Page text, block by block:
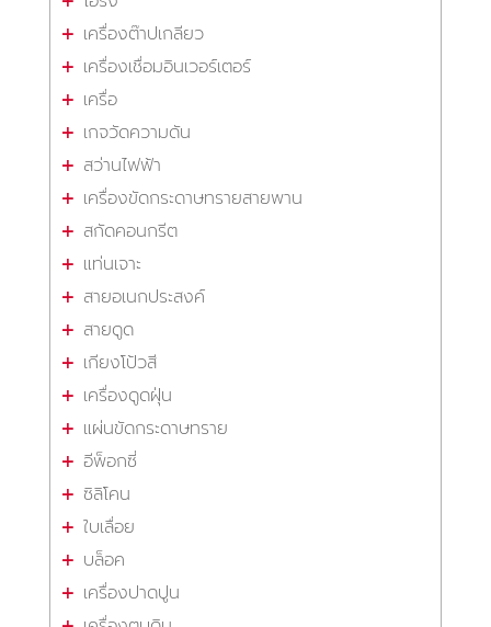
เครื่องต๊าปเกลียว
เครื่องเชื่อมอินเวอร์เตอร์
เครื่อ
เกจวัดความดัน
สว่านไฟฟ้า
เครื่องขัดกระดาษทรายสายพาน
สกัดคอนกรีต
แท่นเจาะ
สายอเนกประสงค์
สายดูด
เกียงโป้วสี
เครื่องดูดฝุ่น
แผ่นขัดกระดาษทราย
อีพ็อกซี่
ซิลิโคน
ใบเลื่อย
บล็อค
เครื่องปาดปูน